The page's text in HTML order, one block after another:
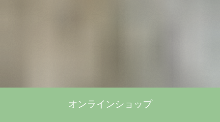
オンラインショップ